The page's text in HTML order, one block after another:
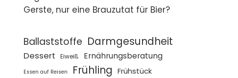
Gerste, nur eine Brauzutat für Bier?
Ballaststoffe Darmgesundheit
Dessert Eiweiß Ernährungsberatung
Essen auf Reisen Frühling Frühstück